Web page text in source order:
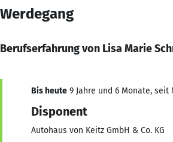
Werdegang
Berufserfahrung von Lisa Marie
Bis heute 9 Jahre und 6 Monate, seit
Disponent
Autohaus von Keitz GmbH & Co. KG